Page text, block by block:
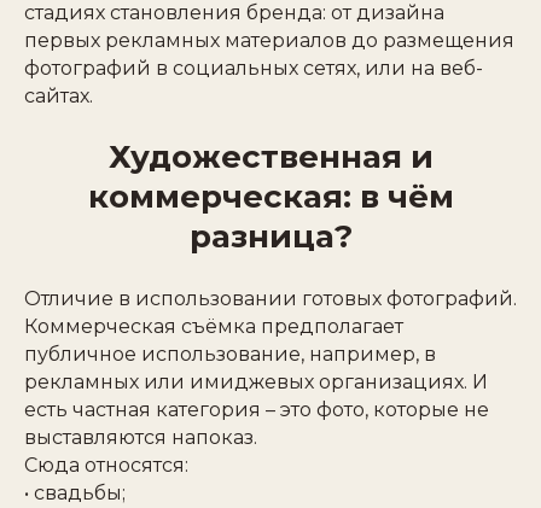
стадиях становления бренда: от дизайна
первых рекламных материалов до размещения
фотографий в социальных сетях, или на веб-
сайтах.
Художественная и
коммерческая: в чём
разница?
Отличие в использовании готовых фотографий.
Коммерческая съёмка предполагает
публичное использование, например, в
рекламных или имиджевых организациях. И
есть частная категория – это фото, которые не
выставляются напоказ.
Сюда относятся:
• свадьбы;